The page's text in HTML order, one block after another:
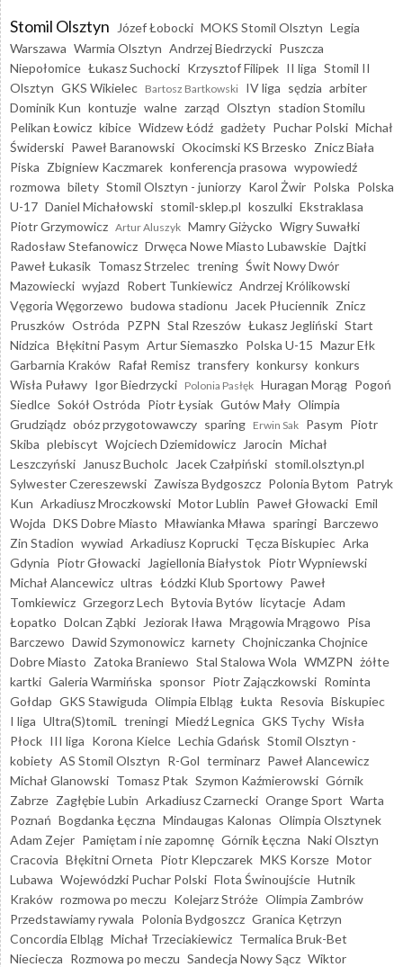
Stomil Olsztyn Józef Łobocki MOKS Stomil Olsztyn Legia
Warszawa Warmia Olsztyn Andrzej Biedrzycki Puszcza
Niepołomice Łukasz Suchocki Krzysztof Filipek II liga Stomil II
Olsztyn GKS Wikielec Bartosz Bartkowski IV liga sędzia arbiter
Dominik Kun kontuzje walne zarząd Olsztyn stadion Stomilu
Pelikan Łowicz kibice Widzew Łódź gadżety Puchar Polski Michał
Świderski Paweł Baranowski Okocimski KS Brzesko Znicz Biała
Piska Zbigniew Kaczmarek konferencja prasowa wypowiedź
rozmowa bilety Stomil Olsztyn - juniorzy Karol Żwir Polska Polska
U-17 Daniel Michałowski stomil-sklep.pl koszulki Ekstraklasa
Piotr Grzymowicz Artur Aluszyk Mamry Giżycko Wigry Suwałki
Radosław Stefanowicz Drwęca Nowe Miasto Lubawskie Dajtki
Paweł Łukasik Tomasz Strzelec trening Świt Nowy Dwór
Mazowiecki wyjazd Robert Tunkiewicz Andrzej Królikowski
Vęgoria Węgorzewo budowa stadionu Jacek Płuciennik Znicz
Pruszków Ostróda PZPN Stal Rzeszów Łukasz Jegliński Start
Nidzica Błękitni Pasym Artur Siemaszko Polska U-15 Mazur Ełk
Garbarnia Kraków Rafał Remisz transfery konkursy konkurs
Wisła Puławy Igor Biedrzycki Polonia Pasłęk Huragan Morąg Pogoń
Siedlce Sokół Ostróda Piotr Łysiak Gutów Mały Olimpia
Grudziądz obóz przygotowawczy sparing Erwin Sak Pasym Piotr
Skiba plebiscyt Wojciech Dziemidowicz Jarocin Michał
Leszczyński
Janusz Bucholc Jacek Czałpiński stomil.olsztyn.pl
Sylwester Czereszewski Zawisza Bydgoszcz Polonia Bytom Patryk
Kun Arkadiusz Mroczkowski Motor Lublin Paweł Głowacki Emil
Wojda DKS Dobre Miasto Mławianka Mława sparingi Barczewo
Zin Stadion wywiad Arkadiusz Koprucki Tęcza Biskupiec Arka
Gdynia Piotr Głowacki Jagiellonia Białystok Piotr Wypniewski
Michał Alancewicz ultras Łódzki Klub Sportowy Paweł
Tomkiewicz Grzegorz Lech Bytovia Bytów licytacje Adam
Łopatko Dolcan Ząbki Jeziorak Iława Mrągowia Mrągowo Pisa
Barczewo Dawid Szymonowicz karnety Chojniczanka Chojnice
Dobre Miasto Zatoka Braniewo Stal Stalowa Wola WMZPN żółte
kartki Galeria Warmińska sponsor Piotr Zajączkowski Rominta
Gołdap GKS Stawiguda Olimpia Elbląg Łukta Resovia Biskupiec
I liga Ultra(S)tomiL treningi Miedź Legnica GKS Tychy Wisła
Płock III liga Korona Kielce Lechia Gdańsk Stomil Olsztyn -
kobiety AS Stomil Olsztyn R-Gol terminarz Paweł Alancewicz
Michał Glanowski Tomasz Ptak Szymon Kaźmierowski Górnik
Zabrze Zagłębie Lubin Arkadiusz Czarnecki Orange Sport Warta
Poznań Bogdanka Łęczna Mindaugas Kalonas Olimpia Olsztynek
Adam Zejer Pamiętam i nie zapomnę Górnik Łęczna Naki Olsztyn
Cracovia Błękitni Orneta Piotr Klepczarek MKS Korsze Motor
Lubawa Wojewódzki Puchar Polski Flota Świnoujście Hutnik
Kraków rozmowa po meczu Kolejarz Stróże Olimpia Zambrów
Przedstawiamy rywala Polonia Bydgoszcz Granica Kętrzyn
Concordia Elbląg Michał Trzeciakiewicz Termalica Bruk-Bet
Nieciecza Rozmowa po meczu Sandecja Nowy Sącz Wiktor